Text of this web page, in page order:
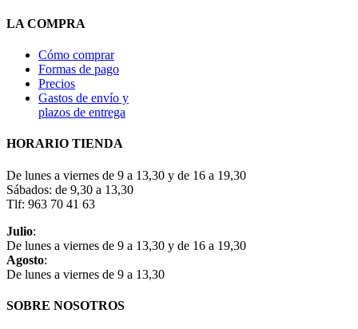
LA COMPRA
Cómo comprar
Formas de pago
Precios
Gastos de envío y
plazos de entrega
HORARIO TIENDA
De lunes a viernes de 9 a 13,30 y de 16 a 19,30
Sábados: de 9,30 a 13,30
Tlf: 963 70 41 63
Julio:
De lunes a viernes de 9 a 13,30 y de 16 a 19,30
Agosto:
De lunes a viernes de 9 a 13,30
SOBRE NOSOTROS